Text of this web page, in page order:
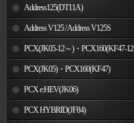
Address125(DT11A)
Address V125 / Address V125S
PCX(JK05-12～)・PCX160(KF47-12
～) PCX(JK05)・PCX160(KF47)
PCX e:HEV(JK06)
PCX HYBRID(JF84)